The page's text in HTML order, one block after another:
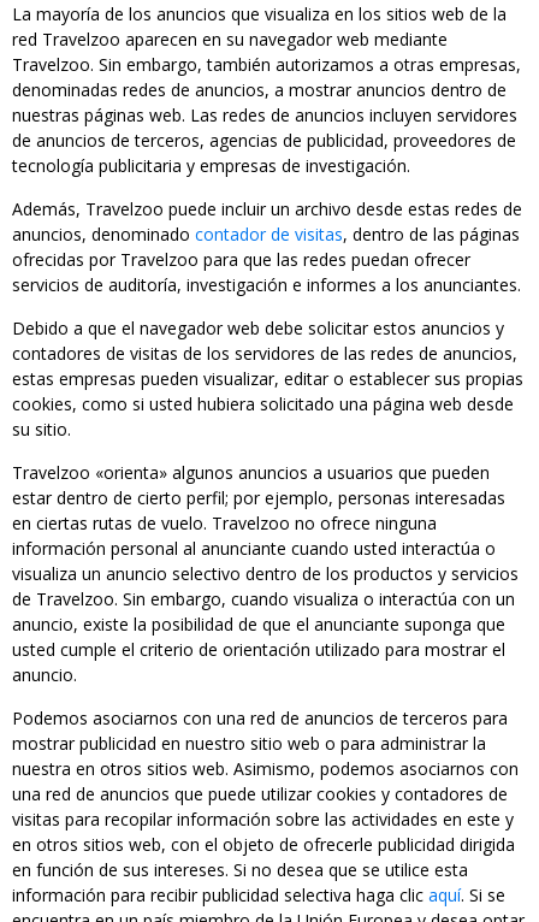
La mayoría de los anuncios que visualiza en los sitios web de la
red Travelzoo aparecen en su navegador web mediante
Travelzoo. Sin embargo, también autorizamos a otras empresas,
denominadas redes de anuncios, a mostrar anuncios dentro de
nuestras páginas web. Las redes de anuncios incluyen servidores
de anuncios de terceros, agencias de publicidad, proveedores de
tecnología publicitaria y empresas de investigación.
Además, Travelzoo puede incluir un archivo desde estas redes de
anuncios, denominado contador de visitas, dentro de las páginas
ofrecidas por Travelzoo para que las redes puedan ofrecer
servicios de auditoría, investigación e informes a los anunciantes.
Debido a que el navegador web debe solicitar estos anuncios y
contadores de visitas de los servidores de las redes de anuncios,
estas empresas pueden visualizar, editar o establecer sus propias
cookies, como si usted hubiera solicitado una página web desde
su sitio.
Travelzoo «orienta» algunos anuncios a usuarios que pueden
estar dentro de cierto perfil; por ejemplo, personas interesadas
en ciertas rutas de vuelo. Travelzoo no ofrece ninguna
información personal al anunciante cuando usted interactúa o
visualiza un anuncio selectivo dentro de los productos y servicios
de Travelzoo. Sin embargo, cuando visualiza o interactúa con un
anuncio, existe la posibilidad de que el anunciante suponga que
usted cumple el criterio de orientación utilizado para mostrar el
anuncio.
Podemos asociarnos con una red de anuncios de terceros para
mostrar publicidad en nuestro sitio web o para administrar la
nuestra en otros sitios web. Asimismo, podemos asociarnos con
una red de anuncios que puede utilizar cookies y contadores de
visitas para recopilar información sobre las actividades en este y
en otros sitios web, con el objeto de ofrecerle publicidad dirigida
en función de sus intereses. Si no desea que se utilice esta
información para recibir publicidad selectiva haga clic aquí. Si se